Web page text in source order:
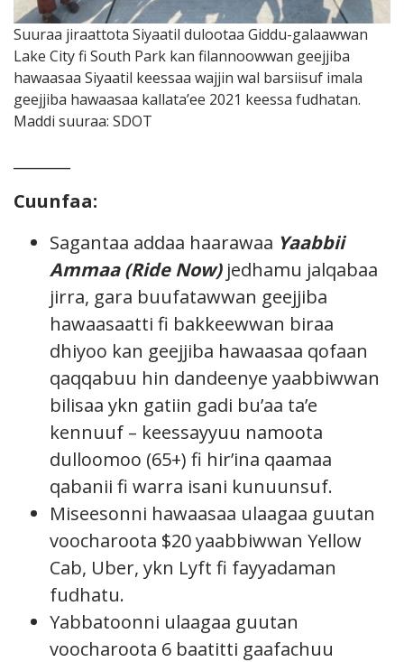
Suuraa jiraattota Siyaatil dulootaa Giddu-galaawwan
Lake City fi South Park kan filannoowwan geejjiba
hawaasaa Siyaatil keessaa wajjin wal barsiisuf imala
geejjiba hawaasaa kallata’ee 2021 keessa fudhatan.
Maddi suuraa: SDOT
Cuunfaa:
Sagantaa addaa haarawaa Yaabbii
Ammaa (Ride Now)jedhamu jalqabaa
jirra, gara buufatawwan geejjiba
hawaasaatti fi bakkeewwan biraa
dhiyoo kan geejjiba hawaasaa qofaan
qaqqabuu hin dandeenye yaabbiwwan
bilisaa ykn gatiin gadi bu’aa ta’e
kennuuf – keessayyuu namoota
dulloomoo (65+) fi hir’ina qaamaa
qabanii fi warra isani kunuunsuf.
Miseesonni hawaasaa ulaagaa guutan
voocharoota $20 yaabbiwwan Yellow
Cab, Uber, ykn Lyft fi fayyadaman
fudhatu.
Yabbatoonni ulaagaa guutan
voocharoota 6 baatitti gaafachuu